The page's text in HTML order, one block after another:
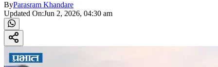
ByParasram Khandare
Updated On:Jun 2, 2026, 04:30 am